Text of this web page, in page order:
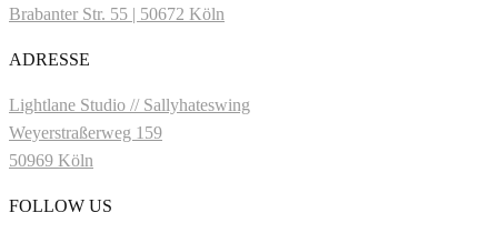
Brabanter Str. 55 | 50672 Köln
ADRESSE
Lightlane Studio // Sallyhateswing
Weyerstraßerweg 159
50969 Köln
FOLLOW US